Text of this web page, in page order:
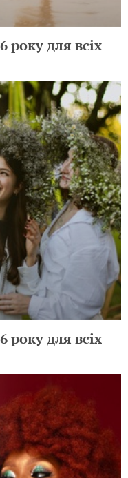
року для всіх
року для всіх